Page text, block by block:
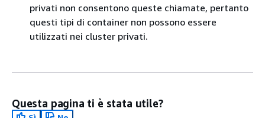
privati non consentono queste chiamate, pertanto
questi tipi di container non possono essere
utilizzati nei cluster privati.
Questa pagina ti è stata utile?